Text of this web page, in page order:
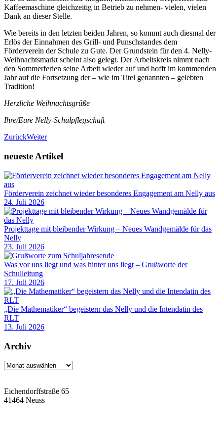
Kaffeemaschine gleichzeitig in Betrieb zu nehmen- vielen, vielen
Dank an dieser Stelle.
Wie bereits in den letzten beiden Jahren, so kommt auch diesmal der
Erlös der Einnahmen des Grill- und Punschstandes dem
Förderverein der Schule zu Gute. Der Grundstein für den 4. Nelly-
Weihnachtsmarkt scheint also gelegt. Der Arbeitskreis nimmt nach
den Sommerferien seine Arbeit wieder auf und hofft im kommenden
Jahr auf die Fortsetzung der – wie im Titel genannten – gelebten
Tradition!
Herzliche Weihnachtsgrüße
Ihre/Eure Nelly-Schulpflegschaft
ZurückWeiter
neueste Artikel
Förderverein zeichnet wieder besonderes Engagement am Nelly aus
24. Juli 2026
Projekttage mit bleibender Wirkung – Neues Wandgemälde für das
Nelly
23. Juli 2026
Was vor uns liegt und was hinter uns liegt – Grußworte der
Schulleitung
17. Juli 2026
„Die Mathematiker“ begeistern das Nelly und die Intendatin des
RLT
13. Juli 2026
Archiv
Archiv
Eichendorffstraße 65
41464 Neuss